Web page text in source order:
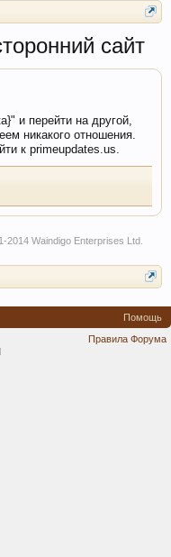
сайт
и перейти на другой,
никакого отношения.
к primeupdates.us.
2014 Waindigo Enterprises Ltd.
Помощь
Правила Форума